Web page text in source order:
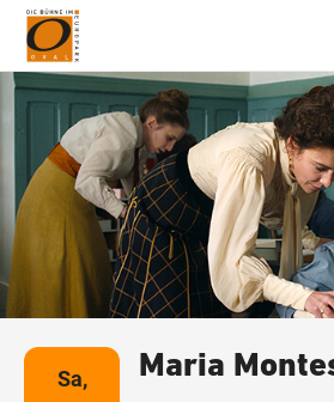
Wegbeschreibung
Sa,
Maria